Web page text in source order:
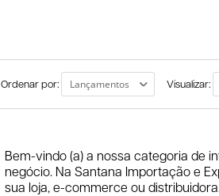
Ordenar por: Visualizar:
Bem-vindo (a) a nossa categoria de
negócio. Na Santana Importação e
sua loja, e-commerce ou